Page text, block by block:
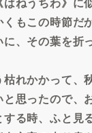
もこの時節だ
、その葉を折
れかかって、
思ったので、
る時、ふと見